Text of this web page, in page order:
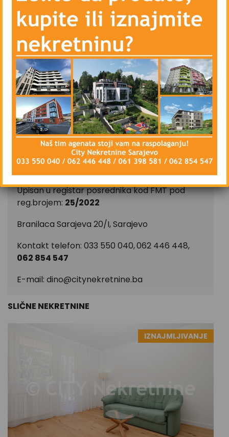
– Vanjsku PVC stolariju i unutrašnju drvenu
stolariju
– Blindirana vrata, Interfon, lift
– Priključke kablovske televizije i interneta
– Parking ispred zgrade – javni
Stan se iznajmljuje nenamješten, isključivo na
duži vremenski period, ugovorna obaveza od
najmanje godinu dana.
CIJENA: 500 KM
CITY Nekretnine d.o.o.
Upisan u registar posrednika kod FMT pod
reg.brojem: 25/2022
Branilaca Sarajeva 20/I, Sarajevo
Kontakt telefon: 033 550 040,062 446 448,
062 854 547
E-mail: dino@citynekretnine.ba
SLIČNE NEKRETNINE
IZNAJMLJIVANJE